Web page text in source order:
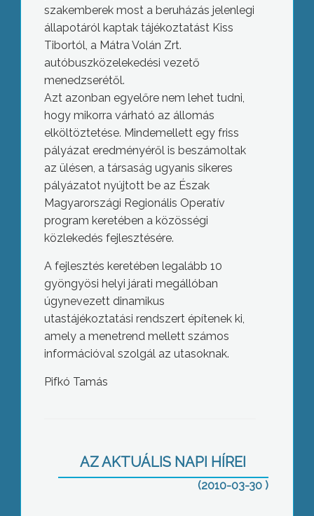
szakemberek most a beruházás jelenlegi
állapotáról kaptak tájékoztatást Kiss
Tibortól, a Mátra Volán Zrt.
autóbuszközelekedési vezető
menedzserétől.
Azt azonban egyelőre nem lehet tudni,
hogy mikorra várható az állomás
elköltöztetése. Mindemellett egy friss
pályázat eredményéről is beszámoltak
az ülésen, a társaság ugyanis sikeres
pályázatot nyújtott be az Észak
Magyarországi Regionális Operatív
program keretében a közösségi
közlekedés fejlesztésére.
A fejlesztés keretében legalább 10
gyöngyösi helyi járati megállóban
úgynevezett dinamikus
utastájékoztatási rendszert építenek ki,
amely a menetrend mellett számos
információval szolgál az utasoknak.
Pifkó Tamás
AZ AKTUÁLIS NAPI HÍREI
(2010-03-30 )